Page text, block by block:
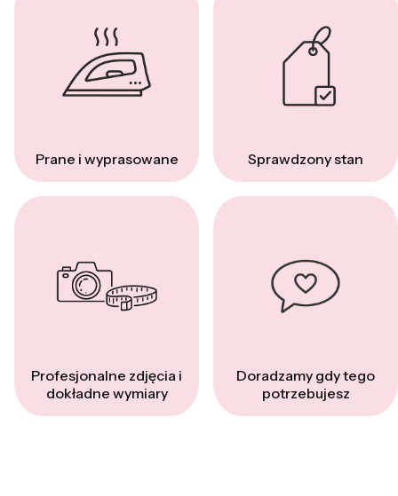
Prane i wyprasowane Sprawdzony stan
Profesjonalne zdjęcia i
dokładne wymiary
Doradzamy gdy tego
potrzebujesz